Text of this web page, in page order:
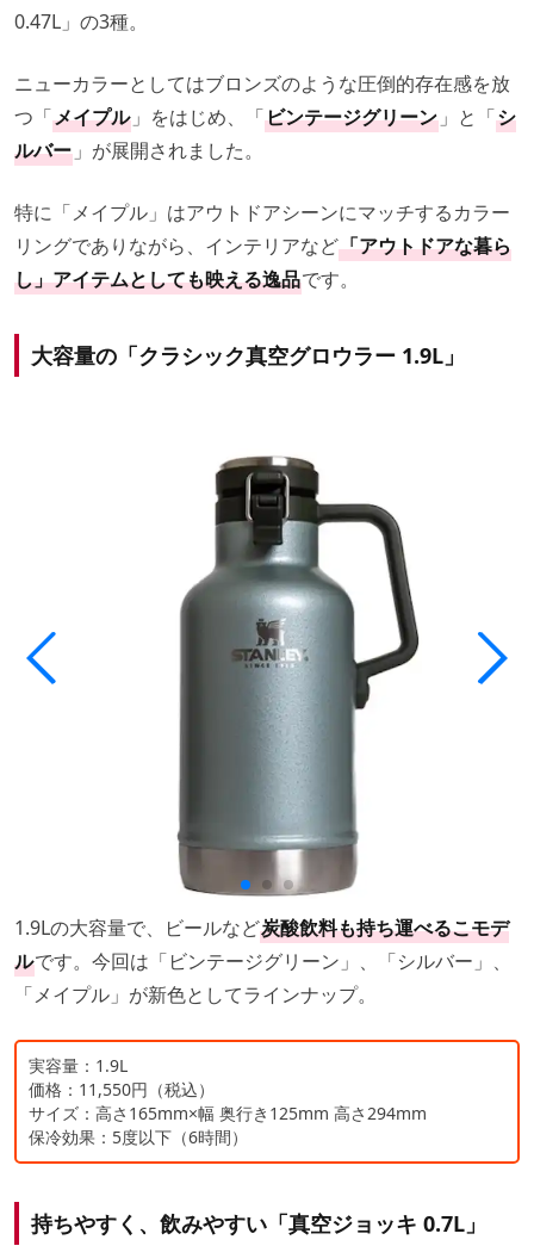
0.47L」の3種。
ニューカラーとしてはブロンズのような圧倒的存在感を放
つ「メイプル 」をはじめ、「ビンテージグリーン 」と「シ
ルバー 」が展開されました。
特に「メイプル」はアウトドアシーンにマッチするカラー
リングでありながら、インテリアなど「アウトドアな暮ら
し」アイテムとしても映える逸品です。
大容量の「クラシック真空グロウラー 1.9L」
1.9Lの大容量で、ビールなど炭酸飲料も持ち運べるこモデ
ルです。今回は「ビンテージグリーン」、「シルバー」、
「メイプル」が新色としてラインナップ。
実容量：1.9L
価格：11,550円（税込）
サイズ：高さ165mm×幅 奥行き125mm 高さ294mm
保冷効果：5度以下（6時間）
持ちやすく、飲みやすい「真空ジョッキ 0.7L」